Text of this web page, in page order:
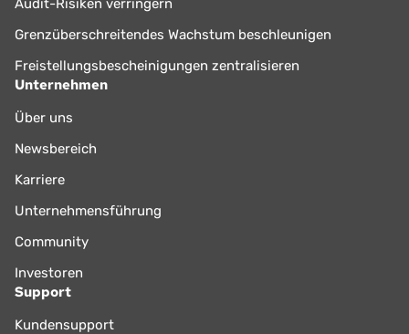
Audit-Risiken verringern
Grenzüberschreitendes Wachstum beschleunigen
Freistellungsbescheinigungen zentralisieren
Unternehmen
Über uns
Newsbereich
Karriere
Unternehmensführung
Community
Investoren
Support
Kundensupport